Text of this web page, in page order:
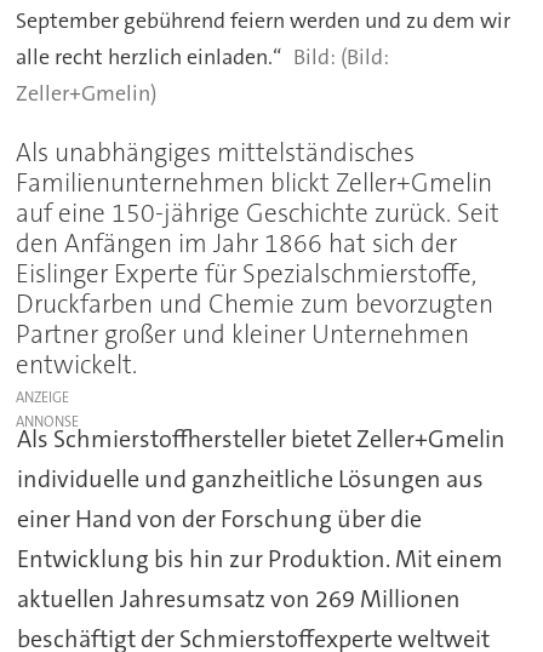
September gebührend feiern werden und zu dem wir
alle recht herzlich einladen.“
(Bild:
Zeller+Gmelin)
Als unabhängiges mittelständisches
Familienunternehmen blickt Zeller+Gmelin
auf eine 150-jährige Geschichte zurück. Seit
den Anfängen im Jahr 1866 hat sich der
Eislinger Experte für Spezialschmierstoffe,
Druckfarben und Chemie zum bevorzugten
Partner großer und kleiner Unternehmen
entwickelt.
ANZEIGE
Als Schmierstoffhersteller bietet Zeller+Gmelin
individuelle und ganzheitliche Lösungen aus
einer Hand von der Forschung über die
Entwicklung bis hin zur Produktion. Mit einem
aktuellen Jahresumsatz von 269 Millionen
beschäftigt der Schmierstoffexperte weltweit